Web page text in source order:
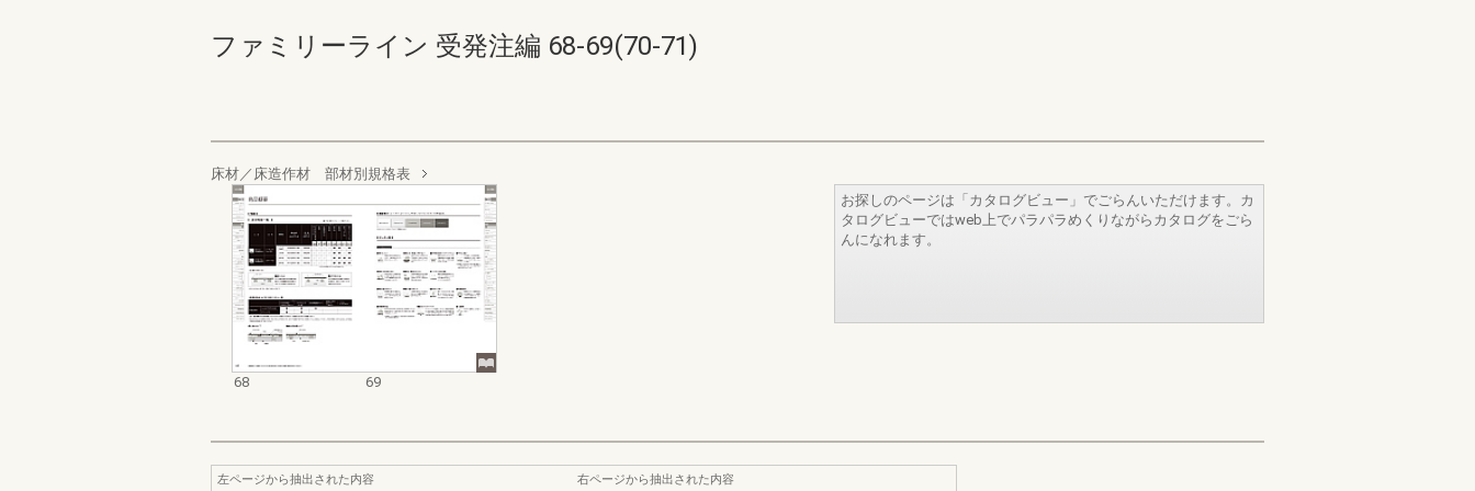
ファミリーライン 受発注編 68-69(70-71)
床材／床造作材 部材別規格表
68 69
お探しのページは「カタログビュー」でごらんいただけます。カ
タログビューではweb上でパラパラめくりながらカタログをごら
んになれます。
左ページから抽出された内容
右ページから抽出された内容